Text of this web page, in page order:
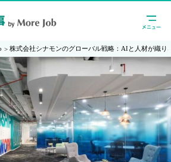
株式会社シナモンのグローバル戦略：AIと人材が織り